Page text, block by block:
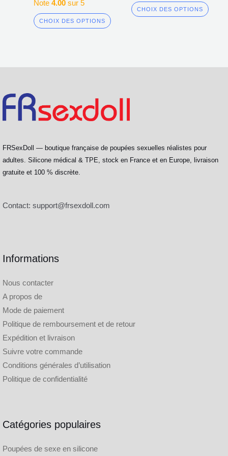
Note 4.00sur 5
CHOIX DES OPTIONS
CHOIX DES OPTIONS
FRSexDoll — boutique française de poupées sexuelles réalistes pour
adultes. Silicone médical & TPE, stock en France et en Europe, livraison
gratuite et 100 % discrète.
Contact: support@frsexdoll.com
Informations
Nous contacter
A propos de
Mode de paiement
Politique de remboursement et de retour
Expédition et livraison
Suivre votre commande
Conditions générales d’utilisation
Politique de confidentialité
Catégories populaires
Poupées de sexe en silicone